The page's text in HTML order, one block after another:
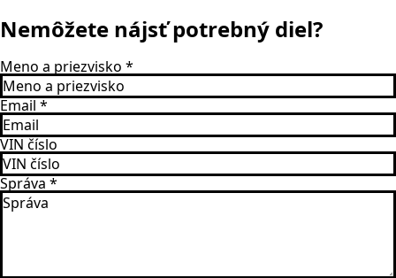
Nemôžete nájsť potrebný diel?
Meno a priezvisko *
Email *
VIN číslo
Správa *